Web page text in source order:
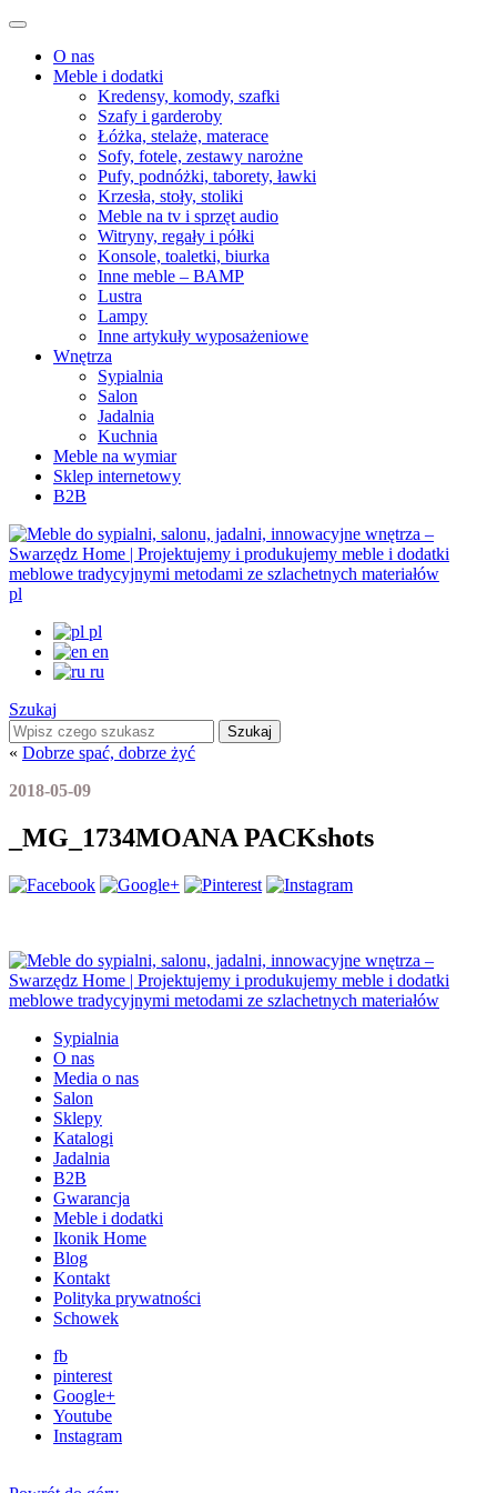
O nas
Meble i dodatki
Kredensy, komody, szafki
Szafy i garderoby
Łóżka, stelaże, materace
Sofy, fotele, zestawy narożne
Pufy, podnóżki, taborety, ławki
Krzesła, stoły, stoliki
Meble na tv i sprzęt audio
Witryny, regały i półki
Konsole, toaletki, biurka
Inne meble – BAMP
Lustra
Lampy
Inne artykuły wyposażeniowe
Wnętrza
Sypialnia
Salon
Jadalnia
Kuchnia
Meble na wymiar
Sklep internetowy
B2B
pl
pl
en
ru
Szukaj
Szukaj
« Dobrze spać, dobrze żyć
2018-05-09
_MG_1734MOANA PACKshots
Sypialnia
O nas
Media o nas
Salon
Sklepy
Katalogi
Jadalnia
B2B
Gwarancja
Meble i dodatki
Ikonik Home
Blog
Kontakt
Polityka prywatności
Schowek
fb
pinterest
Google+
Youtube
Instagram